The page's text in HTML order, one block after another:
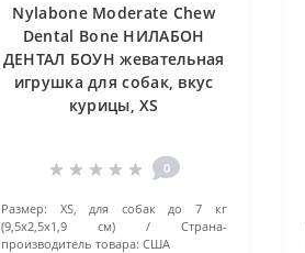
Nylabone Moderate Chew
Dental Bone НИЛАБОН
ДЕНТАЛ БОУН жевательная
игрушка для собак, вкус
курицы, XS
0
Размер:
XS, для собак до 7 кг
(9,5x2,5x1,9 см)
Страна-
производитель товара: США